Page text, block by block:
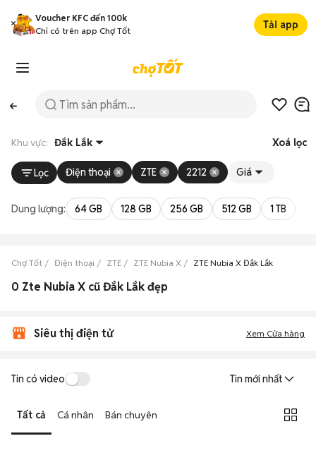
Voucher KFC đến 100k
Chỉ có trên app Chợ Tốt
Tải app
Khu vực: Đắk Lắk Xoá lọc
Lọc Điện thoại ZTE 2212 Giá
Dung lượng: 64 GB 128 GB 256 GB 512 GB 1 TB
Chợ Tốt Điện thoại ZTE ZTE Nubia X ZTE Nubia X Đắk Lắk
0 Zte Nubia X cũ Đắk Lắk đẹp
Siêu thị điện tử Xem Cửa hàng
Tin có video Tin mới nhất
Tất cả Cá nhân Bán chuyên